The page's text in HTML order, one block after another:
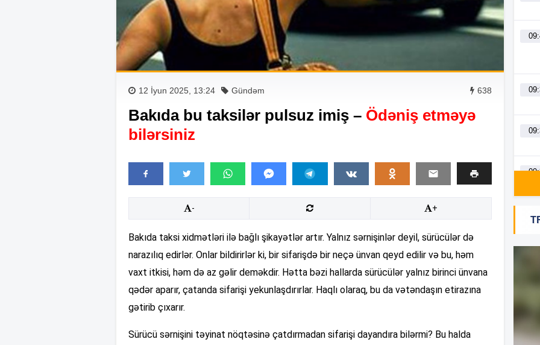
12 İyun 2025, 13:24 Gündəm 638
Bakıda bu taksilər pulsuz imiş – Ödəniş etməyə
bilərsiniz
- +
Bakıda taksi xidmətləri ilə bağlı şikayətlər artır. Yalnız sərnişinlər deyil, sürücülər də
narazılıq edirlər. Onlar bildirirlər ki, bir sifarişdə bir neçə ünvan qeyd edilir və bu, həm
vaxt itkisi, həm də az gəlir deməkdir. Hətta bəzi hallarda sürücülər yalnız birinci ünvana
qədər aparır, çatanda sifarişi yekunlaşdırırlar. Haqlı olaraq, bu da vətəndaşın etirazına
gətirib çıxarır.
Sürücü sərnişini təyinat nöqtəsinə çatdırmadan sifarişi dayandıra bilərmi? Bu halda